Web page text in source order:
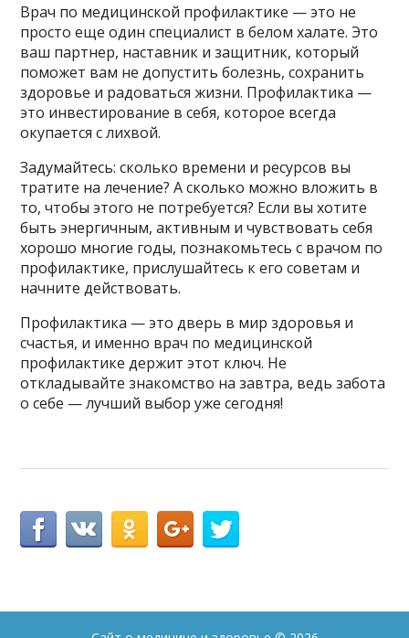
Врач по медицинской профилактике — это не
просто еще один специалист в белом халате. Это
ваш партнер, наставник и защитник, который
поможет вам не допустить болезнь, сохранить
здоровье и радоваться жизни. Профилактика —
это инвестирование в себя, которое всегда
окупается с лихвой.
Задумайтесь: сколько времени и ресурсов вы
тратите на лечение? А сколько можно вложить в
то, чтобы этого не потребуется? Если вы хотите
быть энергичным, активным и чувствовать себя
хорошо многие годы, познакомьтесь с врачом по
профилактике, прислушайтесь к его советам и
начните действовать.
Профилактика — это дверь в мир здоровья и
счастья, и именно врач по медицинской
профилактике держит этот ключ. Не
откладывайте знакомство на завтра, ведь забота
о себе — лучший выбор уже сегодня!